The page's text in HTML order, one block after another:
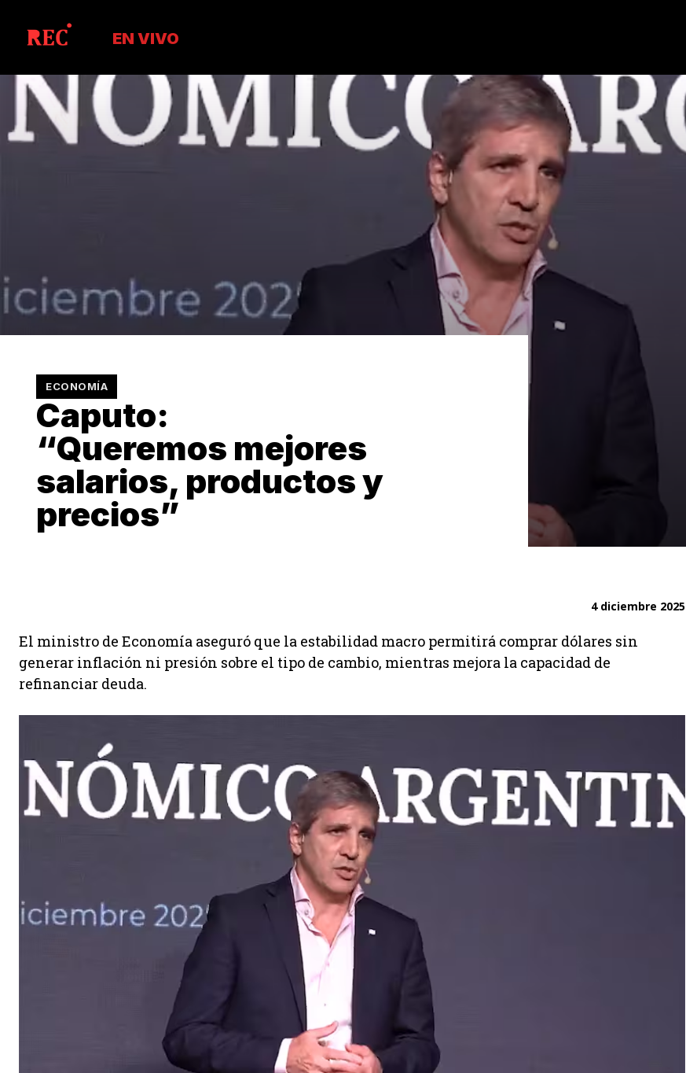
EN VIVO
ECONOMÍA
Caputo:
“Queremos mejores
salarios, productos y
precios”
4 diciembre 2025
El ministro de Economía aseguró que la estabilidad macro permitirá comprar dólares sin
generar inflación ni presión sobre el tipo de cambio, mientras mejora la capacidad de
refinanciar deuda.